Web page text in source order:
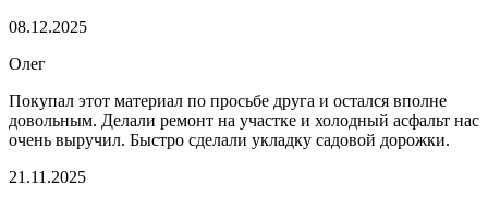
08.12.2025
Олег
Покупал этот материал по просьбе друга и остался вполне
довольным. Делали ремонт на участке и холодный асфальт нас
очень выручил. Быстро сделали укладку садовой дорожки.
21.11.2025